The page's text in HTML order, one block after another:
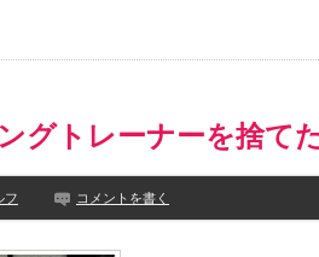
グトレーナーを捨て
フ コメントを書く